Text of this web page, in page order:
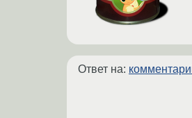
Ответ на: